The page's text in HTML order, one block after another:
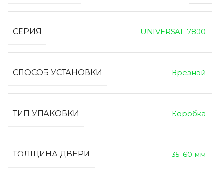
СЕРИЯ UNIVERSAL 7800
СПОСОБ УСТАНОВКИ Врезной
ТИП УПАКОВКИ Коробка
ТОЛЩИНА ДВЕРИ 35-60 мм